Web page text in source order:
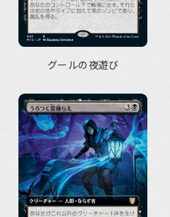
グールの夜遊び